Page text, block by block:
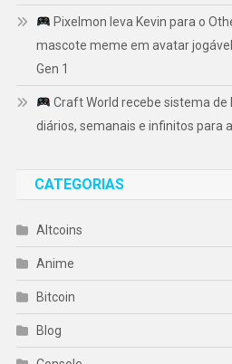
Pixelmon leva Kevin para o
mascote meme em avatar
Gen 1
Craft World recebe sistema de
diários, semanais e infinitos para
CATEGORIAS
Altcoins
Anime
Bitcoin
Blog